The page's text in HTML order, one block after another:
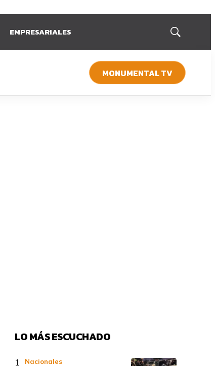
EMPRESARIALES
Mostrar
MONUMENTAL TV
LO MÁS ESCUCHADO
Nacionales